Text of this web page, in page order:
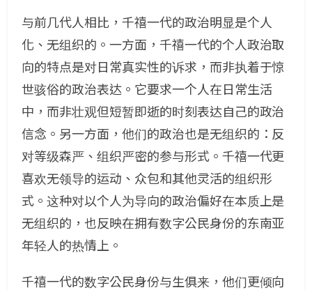
与前几代人相比，千禧一代的政治明显是个人
化、无组织的。一方面，千禧一代的个人政治取
向的特点是对日常真实性的诉求，而非执着于惊
世骇俗的政治表达。它要求一个人在日常生活
中，而非壮观但短暂即逝的时刻表达自己的政治
信念。另一方面，他们的政治也是无组织的：反
对等级森严、组织严密的参与形式。千禧一代更
喜欢无领导的运动、众包和其他灵活的组织形
式。这种对以个人为导向的政治偏好在本质上是
无组织的，也反映在拥有数字公民身份的东南亚
年轻人的热情上。
千禧一代的数字公民身份与生俱来，他们更倾向